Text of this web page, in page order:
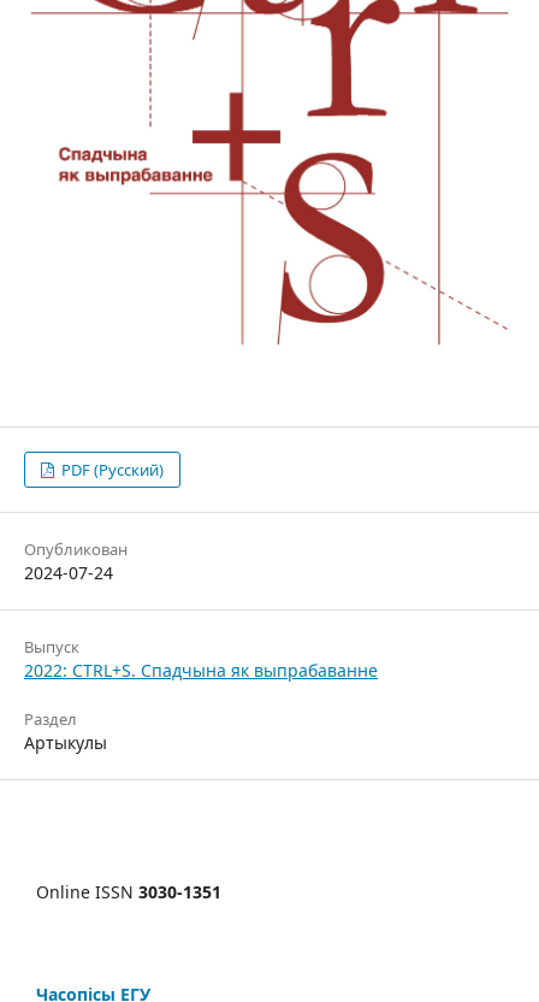
PDF (Русский)
Опубликован
2024-07-24
Выпуск
2022: CTRL+S. Спадчына як выпрабаванне
Раздел
Артыкулы
Online ISSN 3030-1351
Часопісы ЕГУ